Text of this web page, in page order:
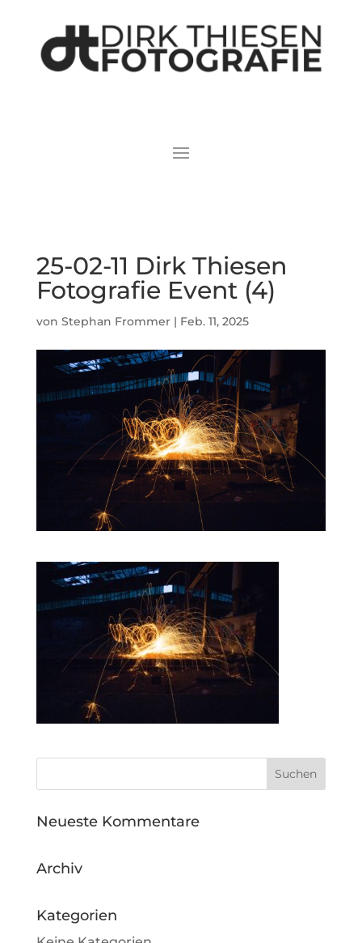
25-02-11 Dirk Thiesen
Fotografie Event (4)
von Stephan Frommer| Feb. 11, 2025
Neueste Kommentare
Archiv
Kategorien